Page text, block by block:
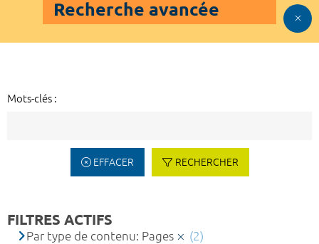
Recherche avancée
Mots-clés :
EFFACER RECHERCHER
FILTRES ACTIFS
Par type de contenu: Pages
(2)